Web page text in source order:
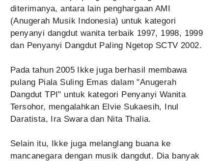
diterimanya, antara lain penghargaan AMI
(Anugerah Musik Indonesia) untuk kategori
penyanyi dangdut wanita terbaik 1997, 1998, 1999
dan Penyanyi Dangdut Paling Ngetop SCTV 2002.
Pada tahun 2005 Ikke juga berhasil membawa
pulang Piala Suling Emas dalam "Anugerah
Dangdut TPI" untuk kategori Penyanyi Wanita
Tersohor, mengalahkan Elvie Sukaesih, Inul
Daratista, Ira Swara dan Nita Thalia.
Selain itu, Ikke juga melanglang buana ke
mancanegara dengan musik dangdut. Dia banyak